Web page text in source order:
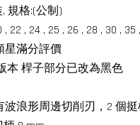
規格:(公制)
, 22 , 24 , 25 , 26 , 28 , 30 ,
星滿分評價
本 桿子部分已改為黑色
浪形周邊切削刃，2 個